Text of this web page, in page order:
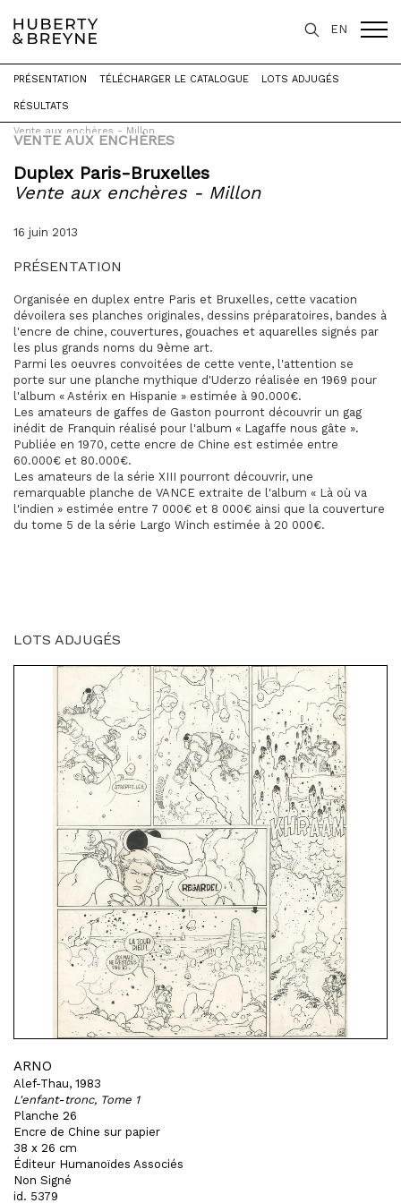
EN
Accueil > Expertise > Vente aux enchères >
Vente aux enchères - Millon
VENTE AUX ENCHÈRES
Duplex Paris-Bruxelles
Vente aux enchères - Millon
16 juin 2013
PRÉSENTATION TÉLÉCHARGER LE CATALOGUE LOTS ADJUGÉS
RÉSULTATS
PRÉSENTATION
Organisée en duplex entre Paris et Bruxelles, cette vacation
dévoilera ses planches originales, dessins préparatoires, bandes à
l'encre de chine, couvertures, gouaches et aquarelles signés par
les plus grands noms du 9ème art.
Parmi les oeuvres convoitées de cette vente, l'attention se
porte sur une planche mythique d'Uderzo réalisée en 1969 pour
l'album « Astérix en Hispanie » estimée à 90.000€.
Les amateurs de gaffes de Gaston pourront découvrir un gag
inédit de Franquin réalisé pour l'album « Lagaffe nous gâte ».
Publiée en 1970, cette encre de Chine est estimée entre
60.000€ et 80.000€.
Les amateurs de la série XIII pourront découvrir, une
remarquable planche de VANCE extraite de l'album « Là où va
l'indien » estimée entre 7 000€ et 8 000€ ainsi que la couverture
du tome 5 de la série Largo Winch estimée à 20 000€.
LOTS ADJUGÉS
ARNO
Alef-Thau, 1983
L'enfant-tronc, Tome 1
Planche 26
Encre de Chine sur papier
38 x 26 cm
Éditeur Humanoïdes Associés
Non Signé
id. 5379